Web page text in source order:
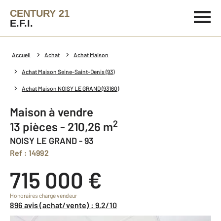
CENTURY 21
E.F.I.
Accueil Achat Achat Maison
Achat Maison Seine-Saint-Denis (93)
Achat Maison NOISY LE GRAND (93160)
Maison à vendre
13 pièces - 210,26 m2
NOISY LE GRAND - 93
Ref : 14992
715 000 €
Honoraires charge vendeur
896 avis (achat/vente) : 9,2/10